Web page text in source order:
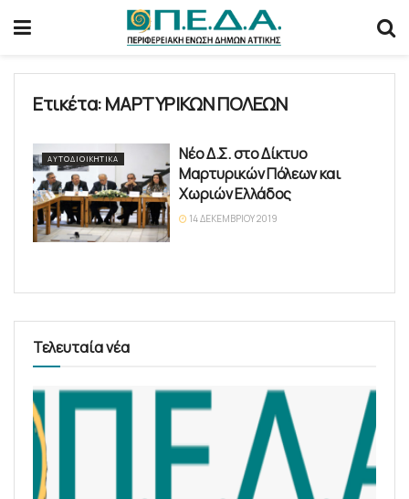
Ετικέτα:ΜΑΡΤΥΡΙΚΩΝ ΠΟΛΕΩΝ
ΑΥΤΟΔΙΟΙΚΗΤΙΚΆ
Νέο Δ.Σ. στο Δίκτυο
Μαρτυρικών Πόλεων και
Χωριών Ελλάδος
14 ΔΕΚΕΜΒΡΊΟΥ 2019
Τελευταία νέα